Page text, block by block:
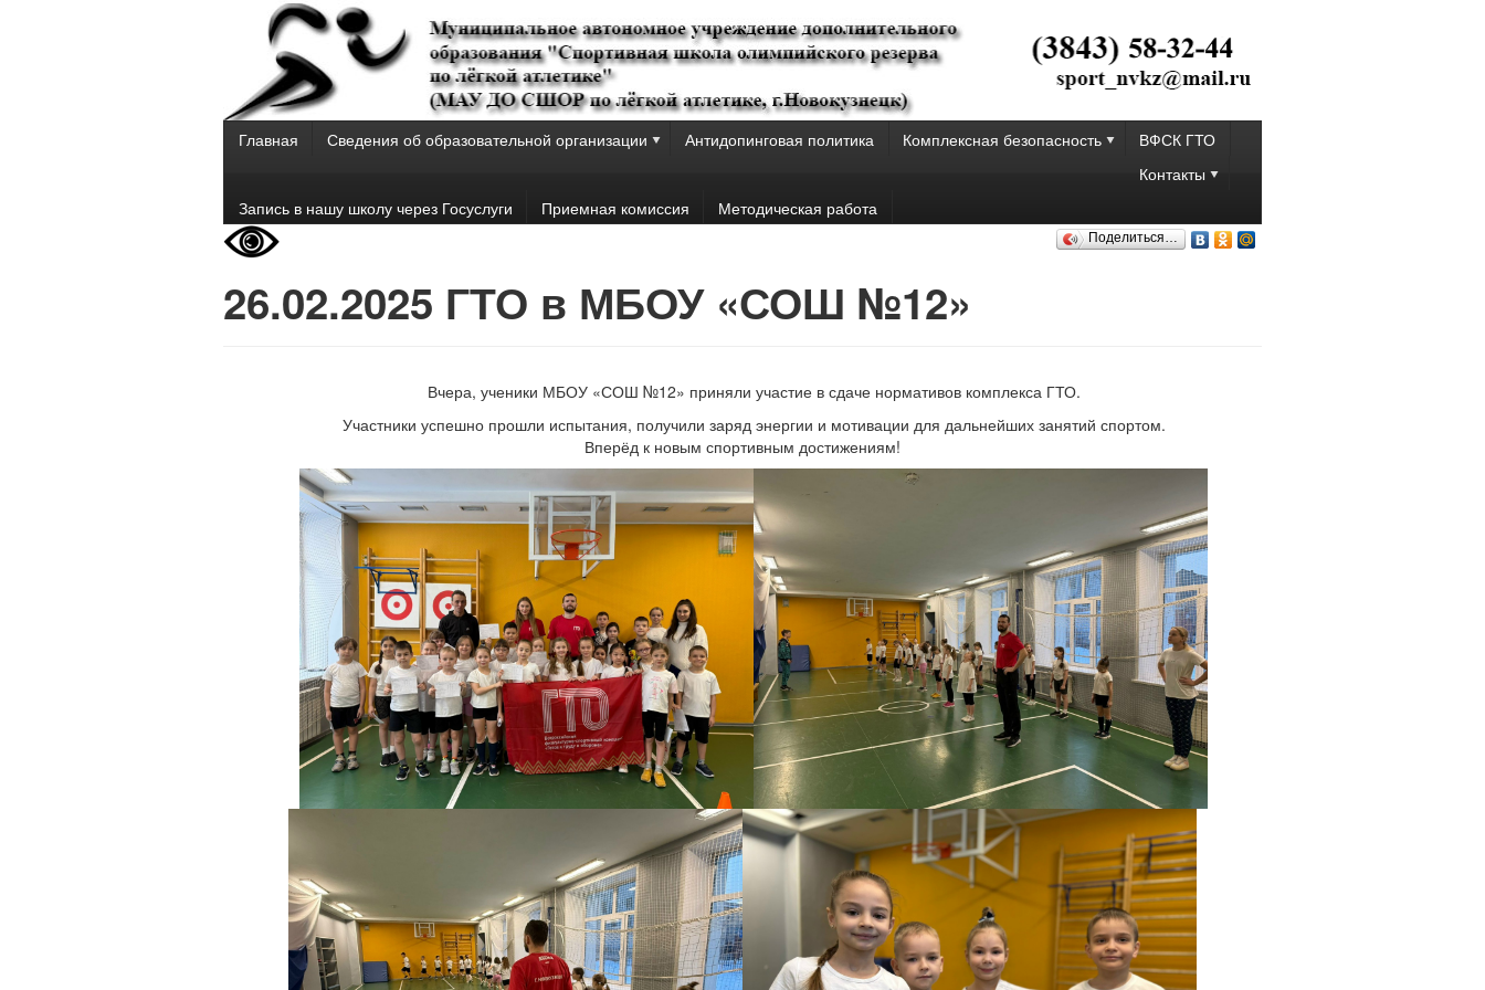
Главная Сведения об образовательной организации Антидопинговая политика Комплексная безопасность
ВФСК ГТО
Контакты
Запись в нашу школу через Госуслуги
Приемная комиссия Методическая работа
Поделиться…
26.02.2025 ГТО в МБОУ «СОШ №12»
Вчера, ученики МБОУ «СОШ №12» приняли участие в сдаче нормативов комплекса ГТО.
Участники успешно прошли испытания, получили заряд энергии и мотивации для дальнейших занятий спортом.
Вперёд к новым спортивным достижениям!